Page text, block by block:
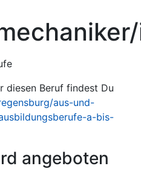
diesen Beruf findest Du
aus-und-
a-bis-
angeboten